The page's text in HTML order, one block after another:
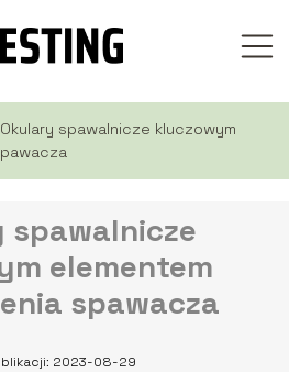
Okulary spawalnicze kluczowym
spawalnicze
elementem
spawacza
2023-08-29